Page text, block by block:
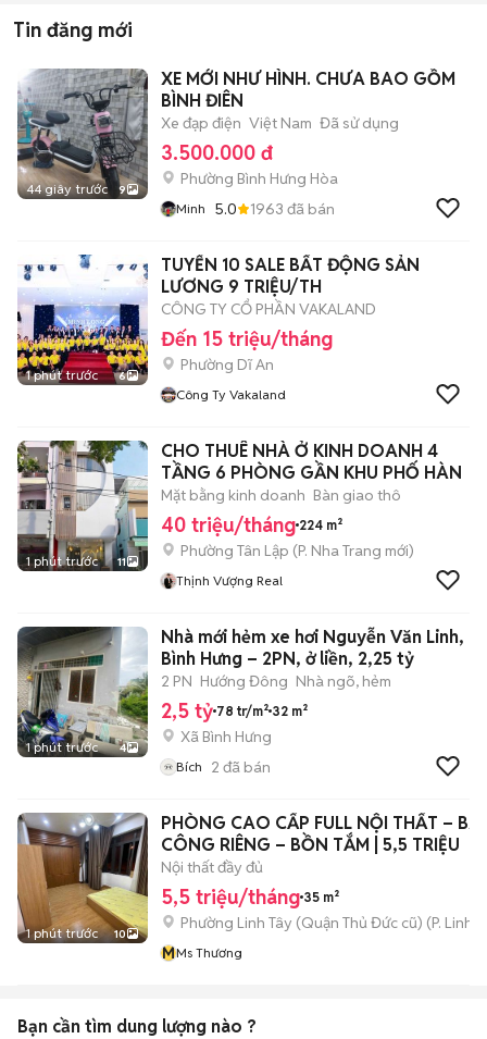
Tin đăng mới
44 giây trước 9
XE MỚI NHƯ HÌNH. CHƯA BAO GỒM
BÌNH ĐIÊN
Xe đạp điện Việt Nam Đã sử dụng
3.500.000 đ
Phường Bình Hưng Hòa
Minh 5.0 1963 đã bán
1 phút trước 6
TUYỂN 10 SALE BẤT ĐỘNG SẢN
LƯƠNG 9 TRIỆU/TH
CÔNG TY CỔ PHẦN VAKALAND
Đến 15 triệu/tháng
Phường Dĩ An
Công Ty Vakaland
1 phút trước 11
CHO THUÊ NHÀ Ở KINH DOANH 4
TẦNG 6 PHÒNG GẦN KHU PHỐ HÀN
Mặt bằng kinh doanh Bàn giao thô
40 triệu/tháng 224 m²
Phường Tân Lập (P. Nha Trang mới)
Thịnh Vượng Real
1 phút trước 4
Nhà mới hẻm xe hơi Nguyễn Văn Linh,
Bình Hưng – 2PN, ở liền, 2,25 tỷ
2 PN Hướng Đông Nhà ngõ, hẻm
2,5 tỷ 78 tr/m² 32 m²
Xã Bình Hưng
Bích 2 đã bán
1 phút trước 10
PHÒNG CAO CẤP FULL NỘI THẤT –
CÔNG RIÊNG – BỒN TẮM | 5,5 TRIỆU
Nội thất đầy đủ
5,5 triệu/tháng 35 m²
Phường Linh Tây (Quận Thủ Đức cũ) (P. Linh
MMs Thương
Bạn cần tìm dung lượng nào ?